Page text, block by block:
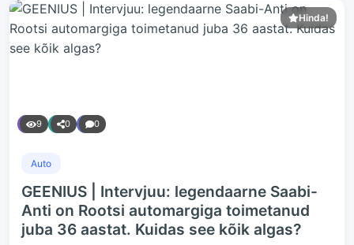
Hinda!
9 0 0
Auto
GEENIUS | Intervjuu: legendaarne Saabi-
Anti on Rootsi automargiga toimetanud
juba 36 aastat. Kuidas see kõik algas?